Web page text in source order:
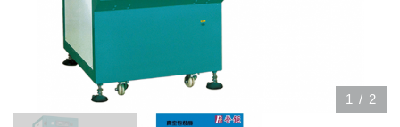
1 / 2